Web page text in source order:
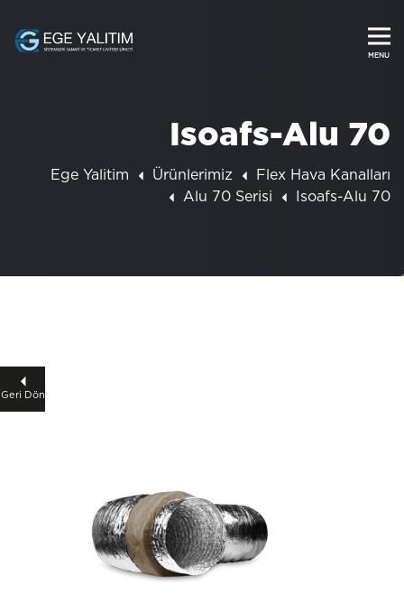
Isoafs-Alu 70
Ege Yalitim Ürünlerimiz
Flex Hava Kanalları
Alu 70 Serisi
Isoafs-Alu 70
Geri Dön